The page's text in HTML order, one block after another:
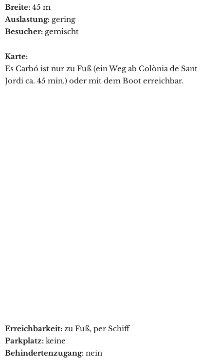
Breite: 45 m
Auslastung: gering
Besucher: gemischt
Karte:
Es Carbó ist nur zu Fuß (ein Weg ab Colònia de Sant
Jordi ca. 45 min.) oder mit dem Boot erreichbar.
Erreichbarkeit: zu Fuß, per Schiff
Parkplatz: keine
Behindertenzugang: nein